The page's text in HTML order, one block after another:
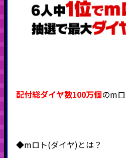
配付総ダイヤ数100万個のm
◆mロト(ダイヤ)とは？